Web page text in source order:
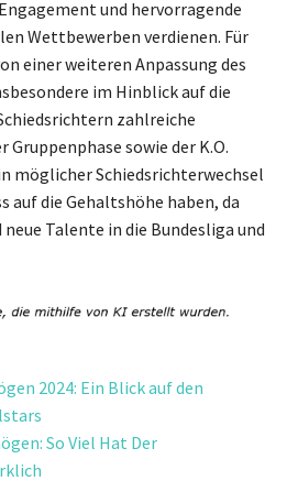
und hervorragende
Wettbewerben verdienen. Für
einer weiteren Anpassung des
im Hinblick auf die
zahlreiche
sowie der K.O.
möglicher Schiedsrichterwechsel
auf die Gehaltshöhe haben, da
Talente in die Bundesliga und
2024: Ein Blick auf den
So Viel Hat Der